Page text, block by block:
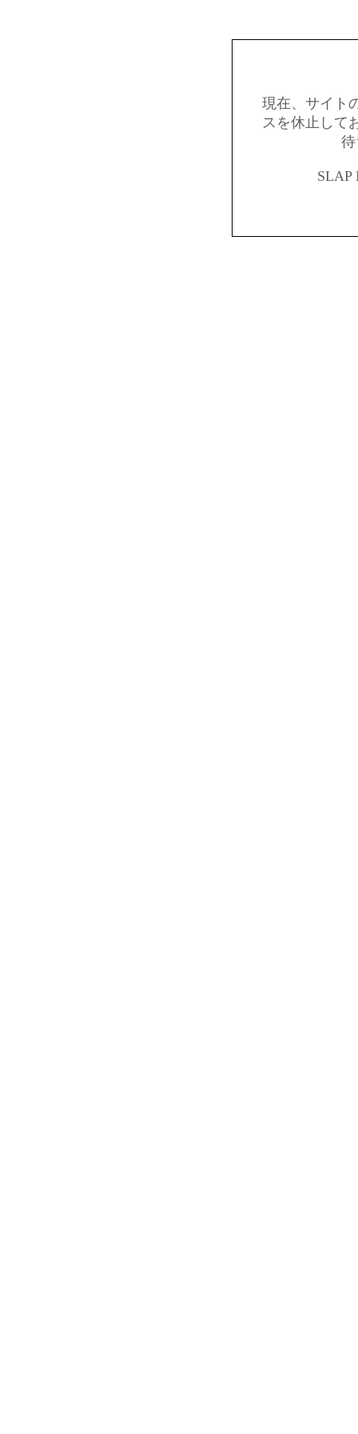
現在、サイト
スを休止して
SLAP